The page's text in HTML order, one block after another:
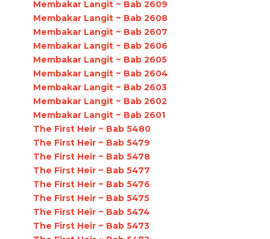
Membakar Langit ~ Bab 2609
Membakar Langit ~ Bab 2608
Membakar Langit ~ Bab 2607
Membakar Langit ~ Bab 2606
Membakar Langit ~ Bab 2605
Membakar Langit ~ Bab 2604
Membakar Langit ~ Bab 2603
Membakar Langit ~ Bab 2602
Membakar Langit ~ Bab 2601
The First Heir ~ Bab 5480
The First Heir ~ Bab 5479
The First Heir ~ Bab 5478
The First Heir ~ Bab 5477
The First Heir ~ Bab 5476
The First Heir ~ Bab 5475
The First Heir ~ Bab 5474
The First Heir ~ Bab 5473